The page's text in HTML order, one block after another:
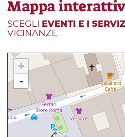
Mappa
SCEGLI EVENTI E I
VICINANZE
+
-